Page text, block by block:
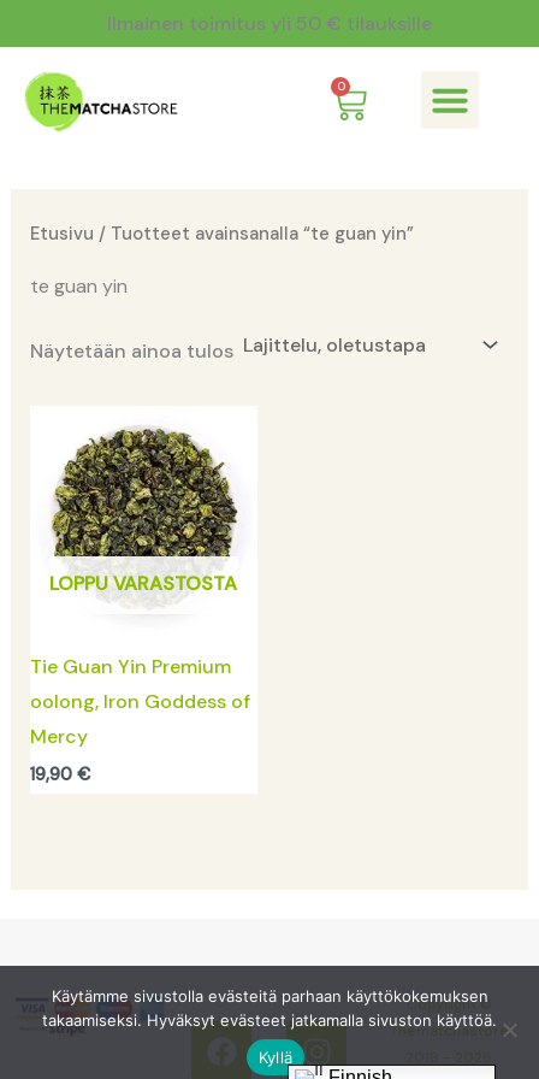
sisältöön
Ilmainen toimitus yli 50 € tilauksille
0
Cart
Etusivu / Tuotteet avainsanalla “te guan yin”
te guan yin
Näytetään ainoa tulos
LOPPU VARASTOSTA
Tie Guan Yin Premium
oolong, Iron Goddess of
Mercy
19,90 €
F
a
c
I
n
s
Copyright ©
Thematchastore
2018 - 2026
Käytämme sivustolla evästeitä parhaan käyttökokemuksen
takaamiseksi. Hyväksyt evästeet jatkamalla sivuston käyttöä.
Kyllä